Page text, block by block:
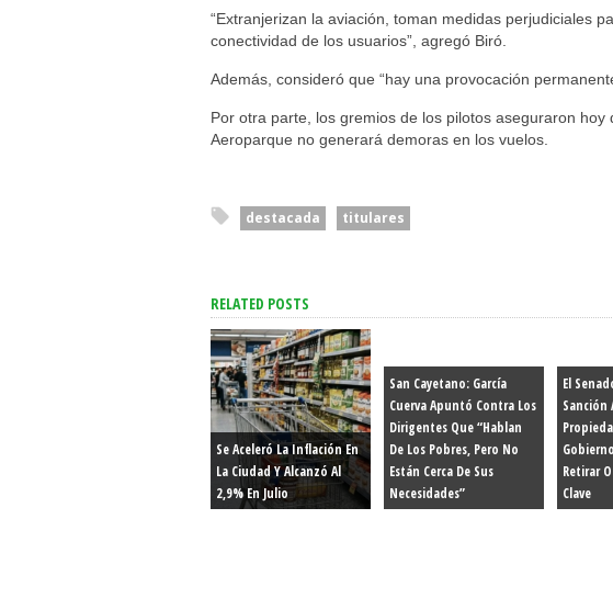
“Extranjerizan la aviación, toman medidas perjudiciales
conectividad de los usuarios”, agregó Biró.
Además, consideró que “hay una provocación
Por otra parte, los gremios de los pilotos aseguraron
Aeroparque no generará demoras en los vuelos.
destacada titulares
RELATED POSTS
Se Aceleró La Inflación En
La Ciudad Y Alcanzó Al
2,9% En Julio
San Cayetano: García
Cuerva Apuntó Contra Los
Dirigentes Que “hablan
De Los Pobres, Pero No
Están Cerca De Sus
Necesidades”
El
Sanción
Retirar
Clave